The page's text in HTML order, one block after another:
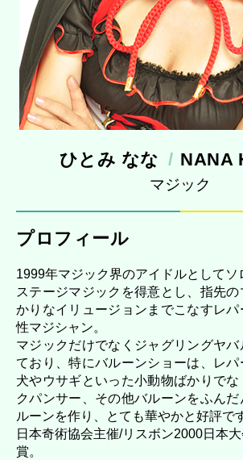
ひとみ なな NANA
マジック
プロフィール
1999年マジック界のアイドルとしてソ
ステージマジックを得意とし、指先
かりなイリュージョンまでこなすレ
性マジシャン。
マジックだけでなくジャグリングヤ
ており、特にバルーンショーは、レパ
犬やウサギといった小動物ばかりで
クパンサー、その他バルーンをふん
ルーンを作り、とても華やかと好評で
日本奇術協会主催/リスボン2000日本
賞。